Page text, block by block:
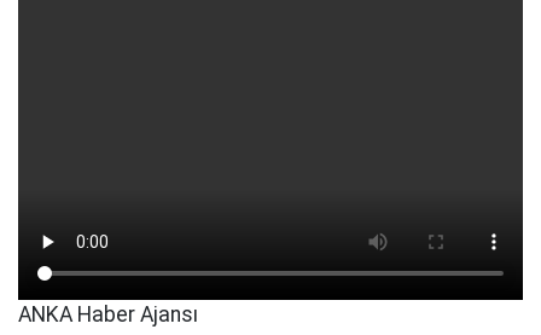
ANKA Haber Ajansı